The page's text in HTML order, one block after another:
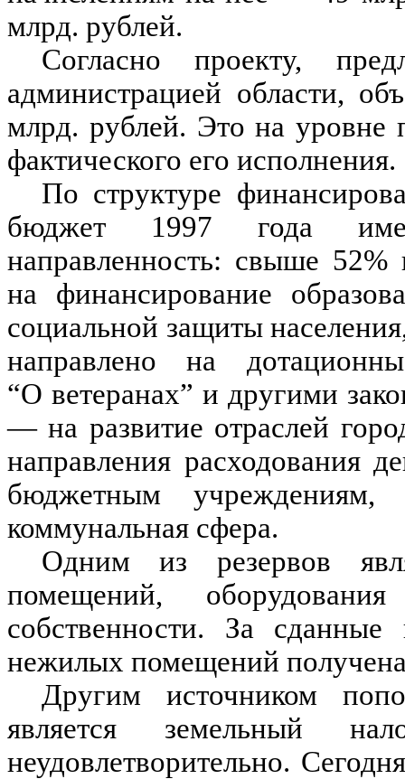
млрд. рублей.
Согласно проекту,
администрацией области,
млрд. рублей. Это на уровне
фактического его исполнения.
По структуре
бюджет 1997 года
направленность: свыше 52%
на финансирование
социальной защиты
направлено на
“О ветеранах” и другими
— на развитие отраслей
направления расходования
бюджетным учреждениям,
коммунальная сфера.
Одним из резервов
помещений,
собственности. За
нежилых помещений
Другим источником
является земельный
неудовлетворительно.